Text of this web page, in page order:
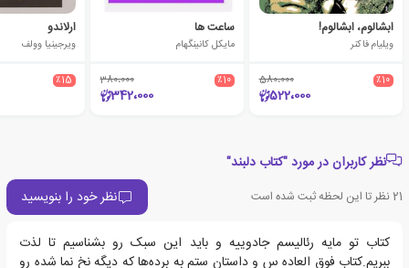
ابشالوم، ابشالوم!
ویلیام فاکنر
٪10 580،000
522،000
ساعت ها
مایکل کانینگهام
٪10 380،000
342،000
ارلاندو
ویرجینیا وولف
٪15
نظر کاربران در مورد "کتاب دلبند"
21نظر تا این لحظه ثبت شده است نظر خود را بنویسید
کتاب تو مایه رئالیسم جادوییه و باید این سبک رو بشناسیم تا لذت
ببریم.کتاب فوق العاده س و داستان ستم به برده‌ها که دیگه نخ نما شده رو